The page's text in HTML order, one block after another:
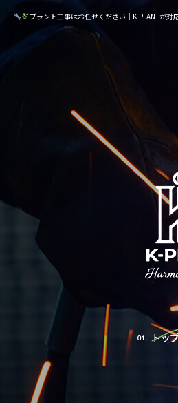
プラント工事はお任せください｜K-PLANTが対